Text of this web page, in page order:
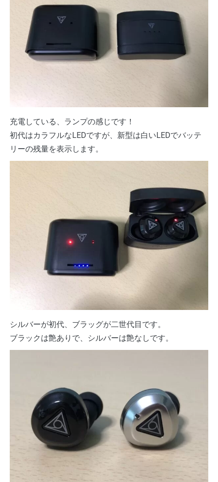
充電している、ランプの感じです！
初代はカラフルなLEDですが、新型は白いLEDでバッテ
リーの残量を表示します。
シルバーが初代、ブラッグが二世代目です。
ブラックは艶ありで、シルバーは艶なしです。